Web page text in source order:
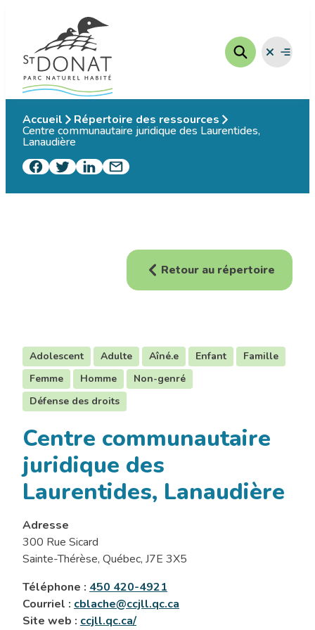
contenu
Fermer
le
Ouvrir
le
Accueil Répertoire des ressources
Centre communautaire juridique des Laurentides,
Lanaudière
Retour au répertoire
Adolescent Adulte Aîné.e Enfant
Famille
Femme
Homme
Non-genré
Défense des droits
Centre communautaire
juridique des
Laurentides, Lanaudière
Adresse
300 Rue Sicard
Sainte-Thérèse, Québec, J7E 3X5
Téléphone : 450 420-4921
Courriel : cblache@ccjll.qc.ca
Site web : ccjll.qc.ca/